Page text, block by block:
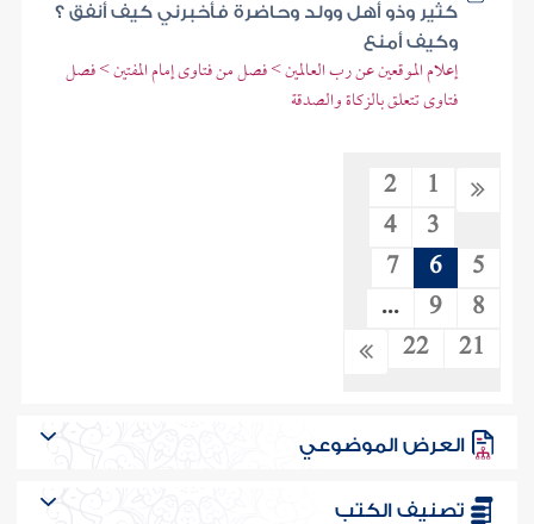
كثير وذو أهل وولد وحاضرة فأخبرني كيف أنفق ؟
وكيف أمنع
إعلام الموقعين عن رب العالمين > فصل من فتاوى إمام المفتين > فصل
فتاوى تتعلق بالزكاة والصدقة
1
2
3
4
5
6
7
8
9
...
21
22
العرض الموضوعي
تصنيف الكتب